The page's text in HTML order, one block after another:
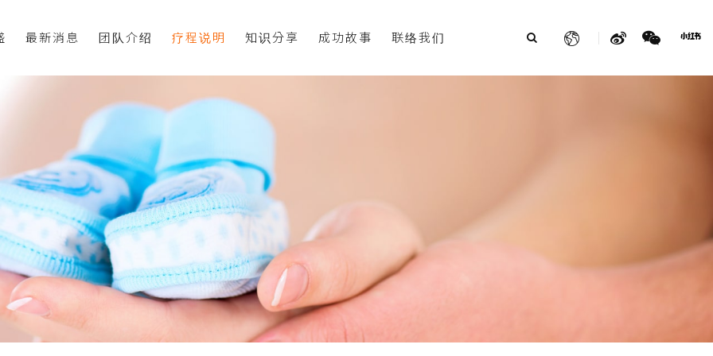
最新消息 团队介绍 疗程说明 知识分享 成功故事 联络我们